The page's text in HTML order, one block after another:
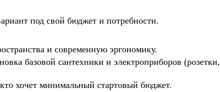
под свой бюджет и потребности.
и современную эргономику.
базовой сантехники и электроприборов (розетки,
хочет минимальный стартовый бюджет.